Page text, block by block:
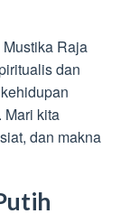
Raja
dan
Mari kita
dan makna